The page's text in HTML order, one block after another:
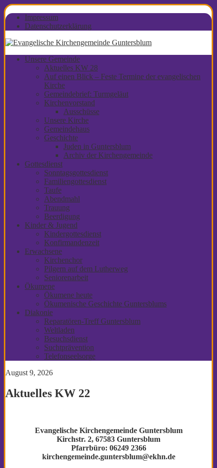
Impressum
Datenschutzerklärung
Unsere Gemeinde
Aktuelles KW 28
Auf einen Blick – Feste Termine der evangelischen
Kirche
Gemeindebrief: Turmgeläut
Kirchenvorstand
Ausschüsse
Unsere Kirche
Gemeindehaus
Geschichte
Juden in Guntersblum
Archiv der Kirchengemeinde
Gottesdienst
Sonntagsgottesdienst
Familiengottesdienst
Taufe
Abendmahl
Trauung
Beerdigung
Kinder & Jugend
Kindergottesdienst
Konfirmandenzeit
Erwachsene
Kirchenchor
Pilgern auf dem Lutherweg
Seniorenarbeit
Ökumene
Ökumene heute
Ökumenische Geschichte Guntersblums
Diakonie
Reparatören-Treff Guntersblum
Weltladen
Besuchsdienst
Suchtprävention
Telefonseelsorge
August 9, 2026
Aktuelles KW 22
Evangelische Kirchengemeinde Guntersblum
Kirchstr. 2, 67583 Guntersblum
Pfarrbüro: 06249 2366
kirchengemeinde.guntersblum@ekhn.de